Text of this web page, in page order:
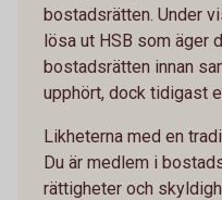
bostadsrätten. Under
lösa ut HSB som äger
bostadsrätten innan
upphört, dock tidigast
Likheterna med en
Du är medlem i
rättigheter och